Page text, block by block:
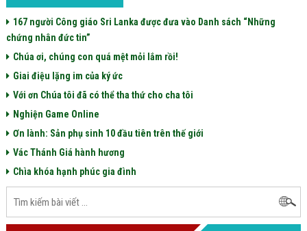
167 người Công giáo Sri Lanka được đưa vào Danh sách “Những
chứng nhân đức tin”
Chúa ơi, chúng con quá mệt mỏi lắm rồi!
Giai điệu lặng im của ký ức
Với ơn Chúa tôi đã có thể tha thứ cho cha tôi
Nghiện Game Online
Ơn lành: Sản phụ sinh 10 đầu tiên trên thế giới
Vác Thánh Giá hành hương
Chìa khóa hạnh phúc gia đình